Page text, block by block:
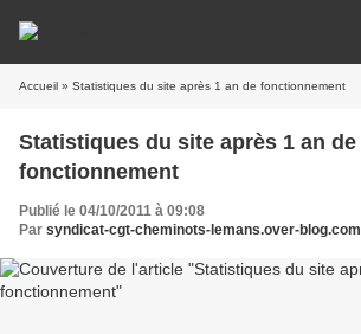
Accueil » Statistiques du site après 1 an de fonctionnement
Statistiques du site après 1 an de
fonctionnement
Publié le 04/10/2011 à 09:08
Par syndicat-cgt-cheminots-lemans.over-blog.com